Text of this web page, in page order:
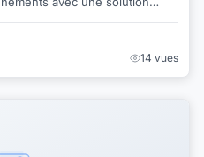
14 vues